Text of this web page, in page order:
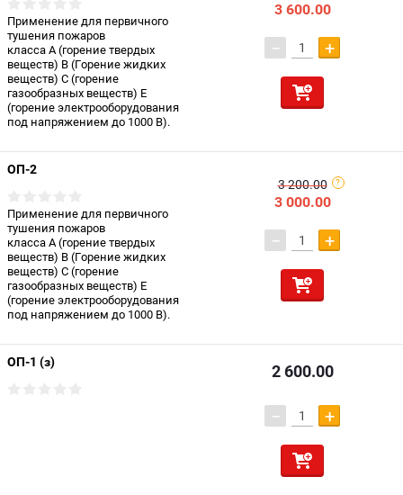
Применение для первичного
тушения пожаров
класса А (горение твердых
веществ) В (Горение жидких
веществ) С (горение
газообразных веществ) Е
(горение электрооборудования
под напряжением до 1000 В).
3 600.00
− +
ОП-2
Применение для первичного
тушения пожаров
класса А (горение твердых
веществ) В (Горение жидких
веществ) С (горение
газообразных веществ) Е
(горение электрооборудования
под напряжением до 1000 В).
3 200.00
3 000.00
− +
ОП-1 (з) 2 600.00
− +